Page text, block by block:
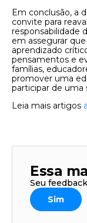
Em conclusão, a
convite para
responsabilidade
em assegurar
aprendizado
pensamentos e
famílias,
promover uma
participar de uma
Leia mais artigos
Essa
Seu
Sim